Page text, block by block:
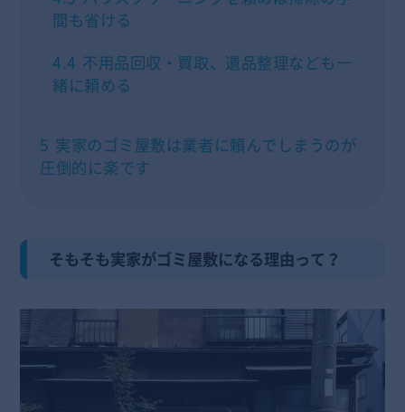
間も省ける
4.4 不用品回収・買取、遺品整理なども一
緒に頼める
5 実家のゴミ屋敷は業者に頼んでしまうのが
圧倒的に楽です
そもそも実家がゴミ屋敷になる理由って？